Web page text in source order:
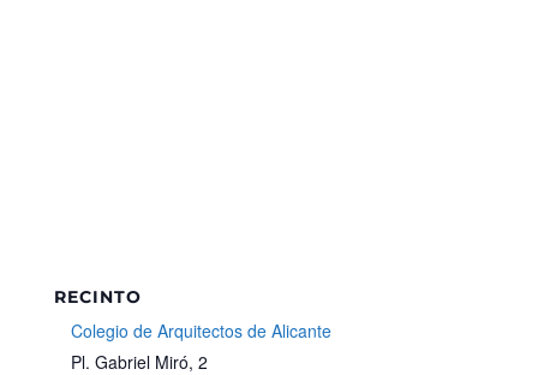
RECINTO
Colegio de Arquitectos de Alicante
Pl. Gabriel Miró, 2